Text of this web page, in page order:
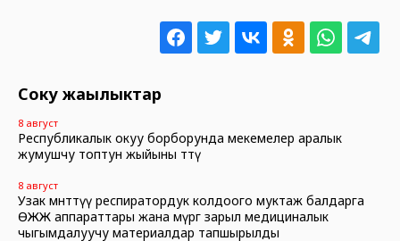
Соңку жаңылыктар
8 август
Республикалык окуу борборунда мекемелер аралык
жумушчу топтун жыйыны өттү
8 август
Узак мөөнөттүү респиратордук колдоого муктаж балдарга
ӨЖЖ аппараттары жана өмүргө зарыл медициналык
чыгымдалуучу материалдар тапшырылды